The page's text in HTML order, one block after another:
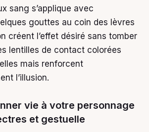
sang s’applique avec
gouttes au coin des lèvres
créent l’effet désiré sans tomber
lentilles de contact colorées
mais renforcent
l’illusion.
vie à votre personnage
et gestuelle